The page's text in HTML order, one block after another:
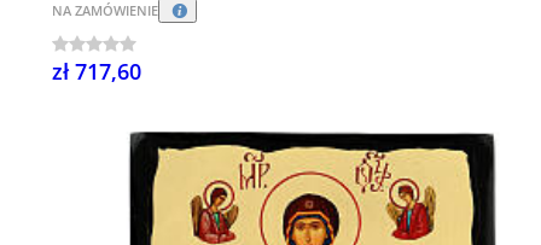
NA ZAMÓWIENIE
zł 717,60